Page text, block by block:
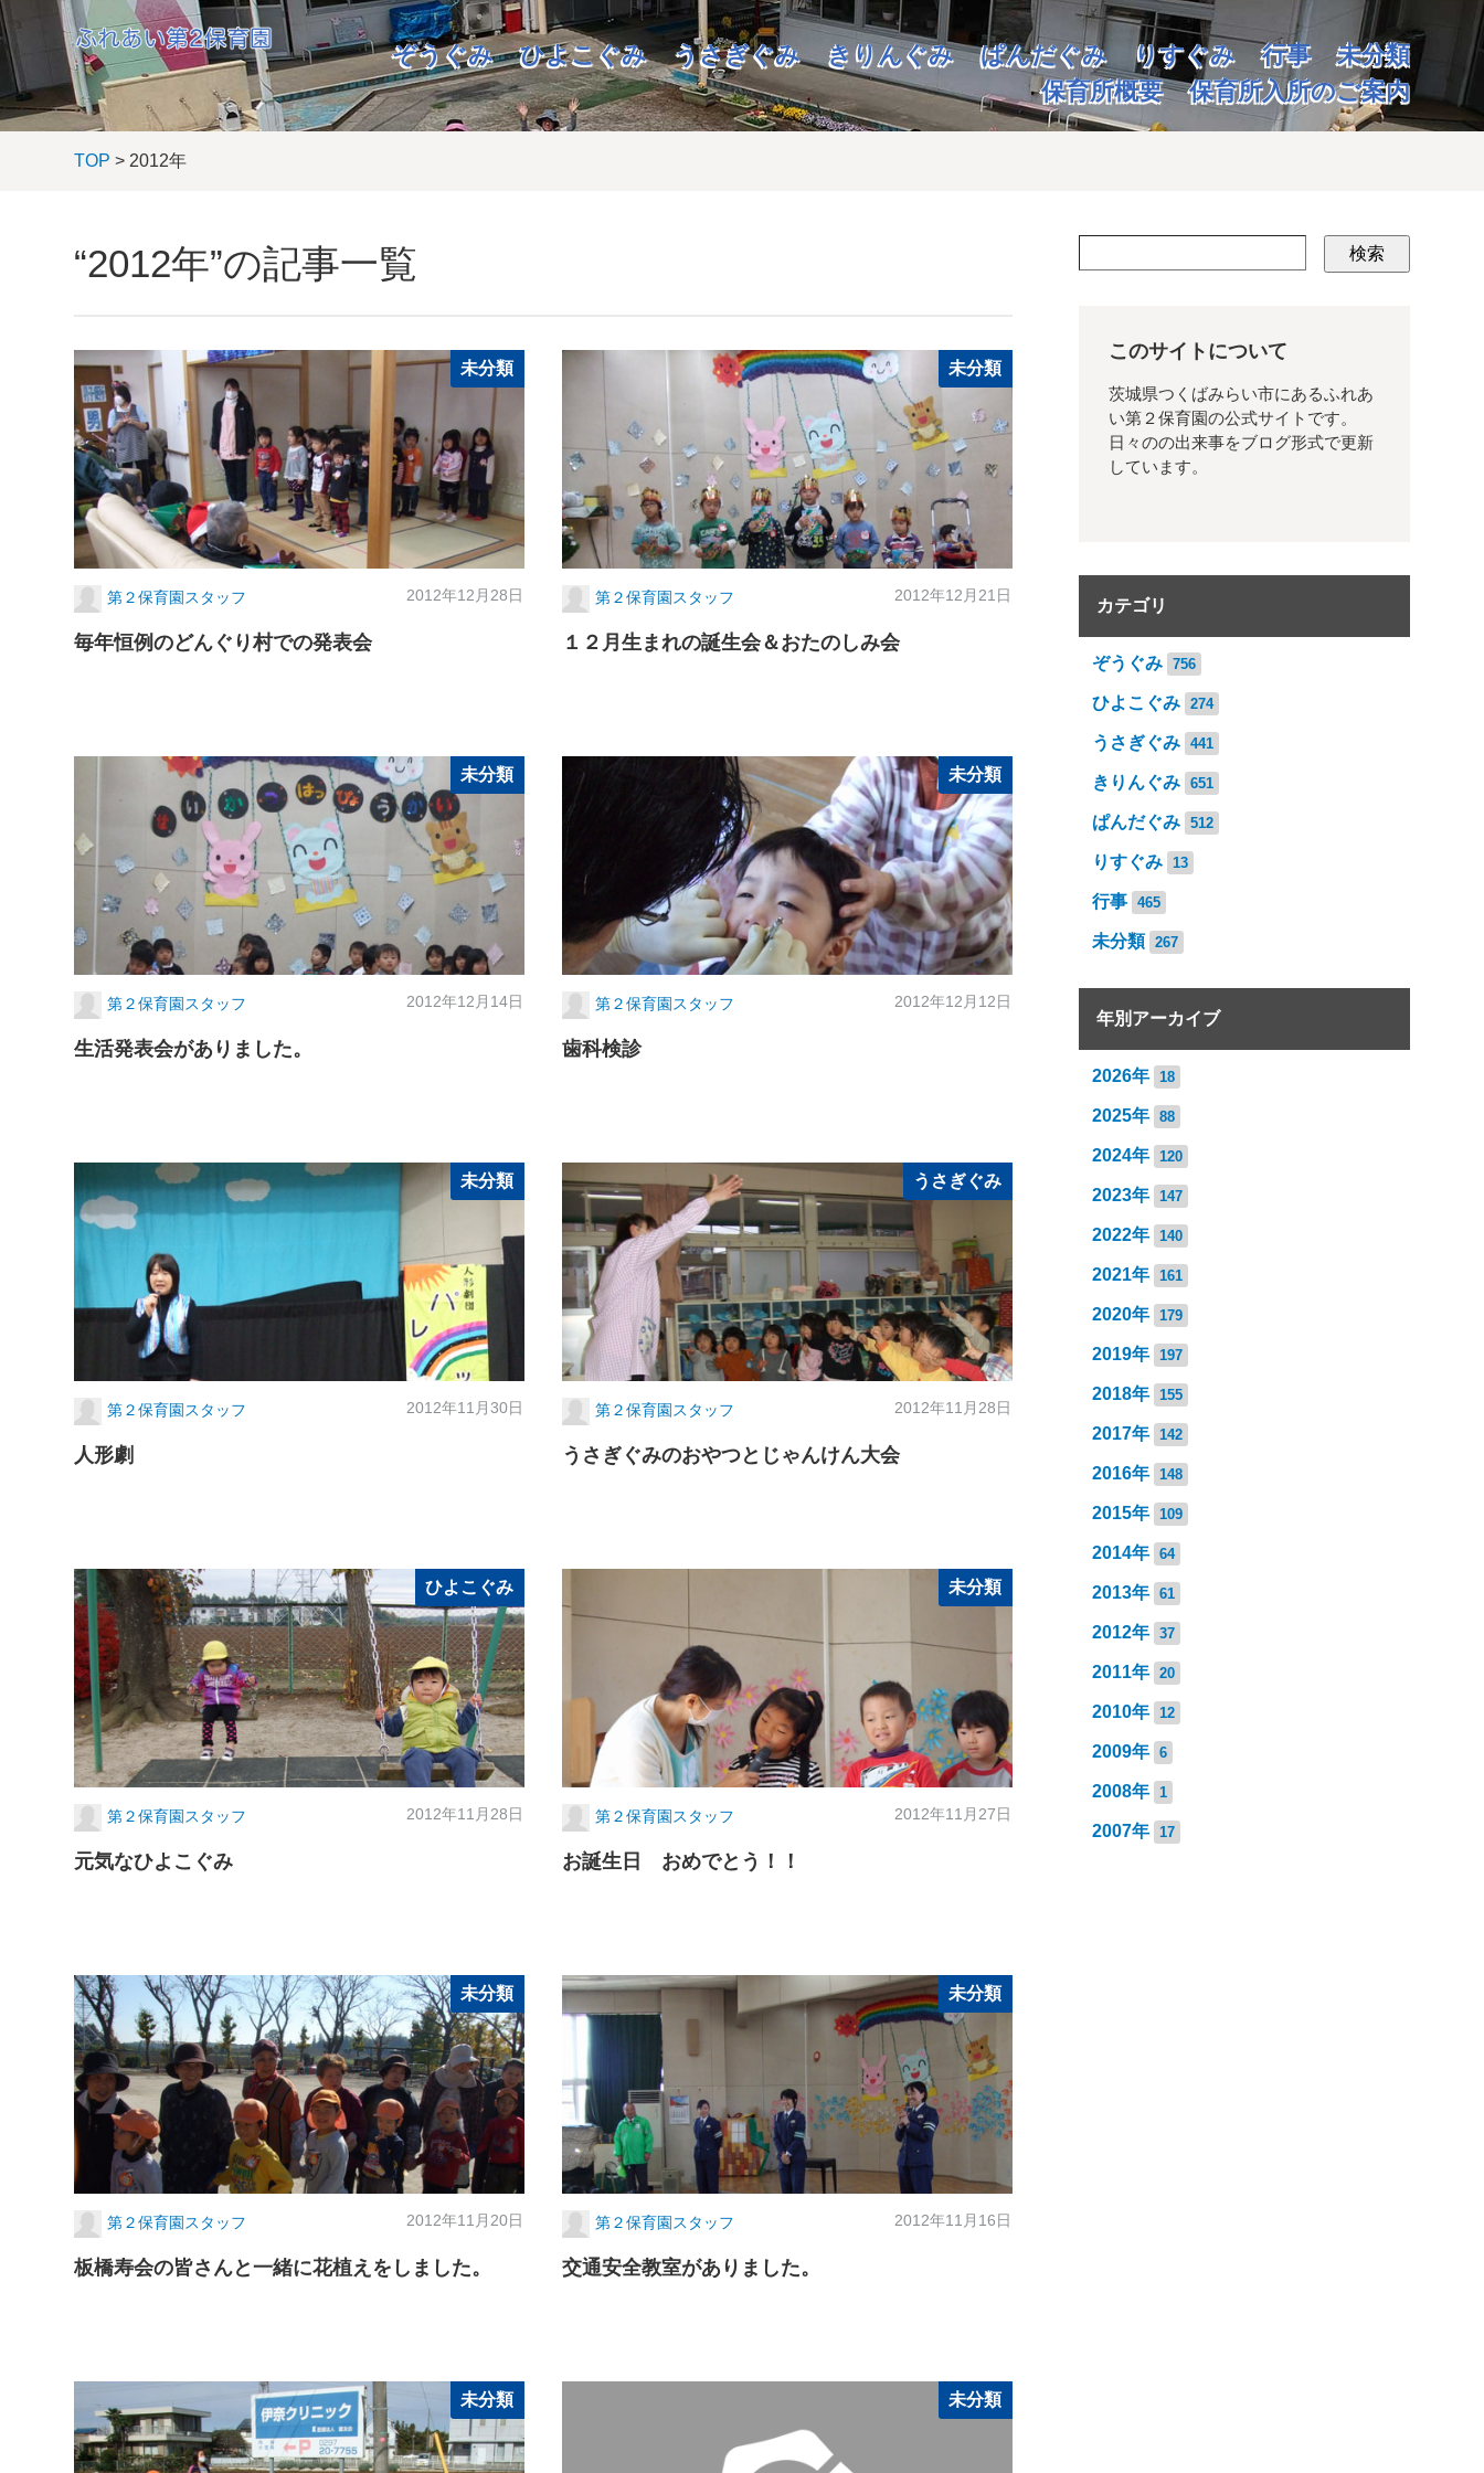
ぞうぐみ ひよこぐみ うさぎぐみ きりんぐみ ぱんだぐみ りすぐみ 行事
未分類
保育所概要
保育所入所のご案内
TOP > 2012年
“2012年”の記事一覧
未分類
第２保育園スタッフ 2012年12月28日
毎年恒例のどんぐり村での発表会
未分類
第２保育園スタッフ 2012年12月21日
１２月生まれの誕生会＆おたのしみ会
未分類
第２保育園スタッフ 2012年12月14日
生活発表会がありました。
未分類
第２保育園スタッフ 2012年12月12日
歯科検診
未分類
第２保育園スタッフ 2012年11月30日
人形劇
うさぎぐみ
第２保育園スタッフ 2012年11月28日
うさぎぐみのおやつとじゃんけん大会
ひよこぐみ
第２保育園スタッフ 2012年11月28日
元気なひよこぐみ
未分類
第２保育園スタッフ 2012年11月27日
お誕生日 おめでとう！！
未分類
第２保育園スタッフ 2012年11月20日
板橋寿会の皆さんと一緒に花植えをしました。
未分類
第２保育園スタッフ 2012年11月16日
交通安全教室がありました。
未分類 未分類
検索
このサイトについて
茨城県つくばみらい市にあるふれあ
い第２保育園の公式サイトです。
日々のの出来事をブログ形式で更新
しています。
カテゴリ
ぞうぐみ 756
ひよこぐみ 274
うさぎぐみ 441
きりんぐみ 651
ぱんだぐみ 512
りすぐみ 13
行事 465
未分類 267
年別アーカイブ
2026年 18
2025年 88
2024年 120
2023年 147
2022年 140
2021年 161
2020年 179
2019年 197
2018年 155
2017年 142
2016年 148
2015年 109
2014年 64
2013年 61
2012年 37
2011年 20
2010年 12
2009年 6
2008年 1
2007年 17